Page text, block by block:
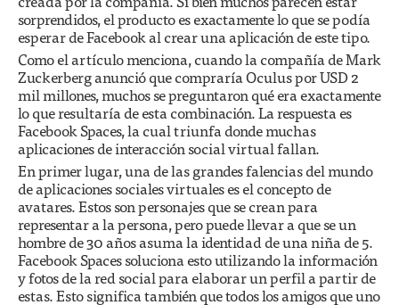
sorprendidos, el producto es exactamente lo que se podía
esperar de Facebook al crear una aplicación de este tipo.
Como el artículo menciona, cuando la compañía de Mark
Zuckerberg anunció que compraría Oculus por USD 2
mil millones, muchos se preguntaron qué era exactamente
lo que resultaría de esta combinación. La respuesta es
Facebook Spaces, la cual triunfa donde muchas
aplicaciones de interacción social virtual fallan.
En primer lugar, una de las grandes falencias del mundo
de aplicaciones sociales virtuales es el concepto de
avatares. Estos son personajes que se crean para
representar a la persona, pero puede llevar a que se un
hombre de 30 años asuma la identidad de una niña de 5.
Facebook Spaces soluciona esto utilizando la información
y fotos de la red social para elaborar un perfil a partir de
estas. Esto significa también que todos los amigos que uno